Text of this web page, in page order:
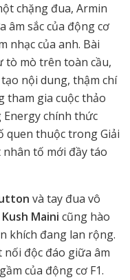
chặng đua, Armin
âm sắc của động cơ
nhạc của anh. Bài
tò mò trên toàn cầu,
nội dung, thậm chí
tham gia cuộc thảo
Energy chính thức
quen thuộc trong Giải
tố mới đầy táo
và tay đua vô
Maini cũng hào
khích đang lan rộng.
độc đáo giữa âm
của động cơ F1.